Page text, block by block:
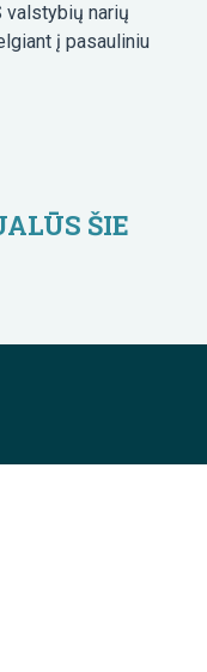
valstybių narių
į pasauliniu
ŠIE